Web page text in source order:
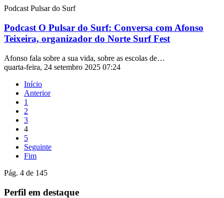
Podcast Pulsar do Surf
Podcast O Pulsar do Surf: Conversa com Afonso
Teixeira, organizador do Norte Surf Fest
Afonso fala sobre a sua vida, sobre as escolas de…
quarta-feira, 24 setembro 2025 07:24
Início
Anterior
1
2
3
4
5
Seguinte
Fim
Pág. 4 de 145
Perfil em destaque